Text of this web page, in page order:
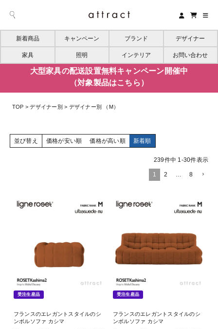
新着商品 キャンペーン ブランド デザイナー
家具 照明 インテリア お問い合わせ
大型家具の配送設置無料キャンペーン開催中
（対象製品はこちら）
TOP デザイナー別 デザイナー別 （M）
並び替え 価格が安い順 価格が高い順 新着順
239件中 1-30件表示
1 2 … 8
受注生産品
フランスのエレガントスタイルのシ
ンボルソファ カシマ
受注生産品
フランスのエレガントスタイルのシ
ンボルソファ カシマ